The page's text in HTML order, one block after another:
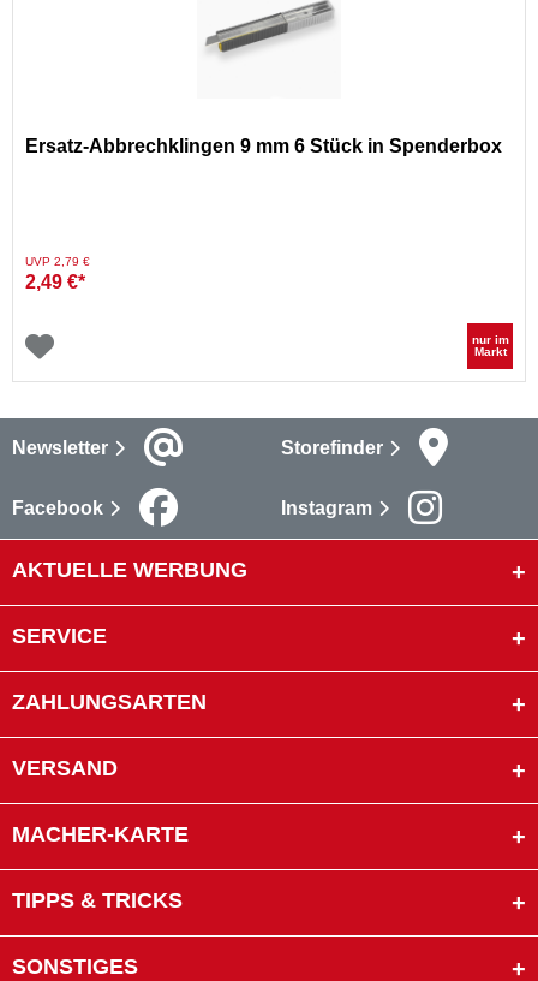
Ersatz-Abbrechklingen 9 mm 6 Stück in Spenderbox
Preis reduziert von
UVP 2,79 €auf
2,49 €*
nur im
Markt
Newsletter Storefinder
Facebook Instagram
AKTUELLE WERBUNG
SERVICE
ZAHLUNGSARTEN
VERSAND
MACHER-KARTE
TIPPS & TRICKS
SONSTIGES